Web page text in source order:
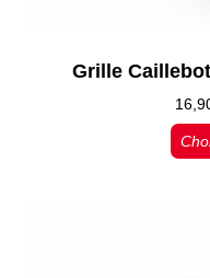
Grille